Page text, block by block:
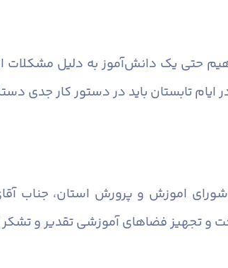
حتی یک دانش‌آموز به دلیل
تابستان باید در دستور کار جدی
اموزش و پرورش استان، جناب آقای
و تجهیز فضاهای آموزشی تقدیر و تشکر